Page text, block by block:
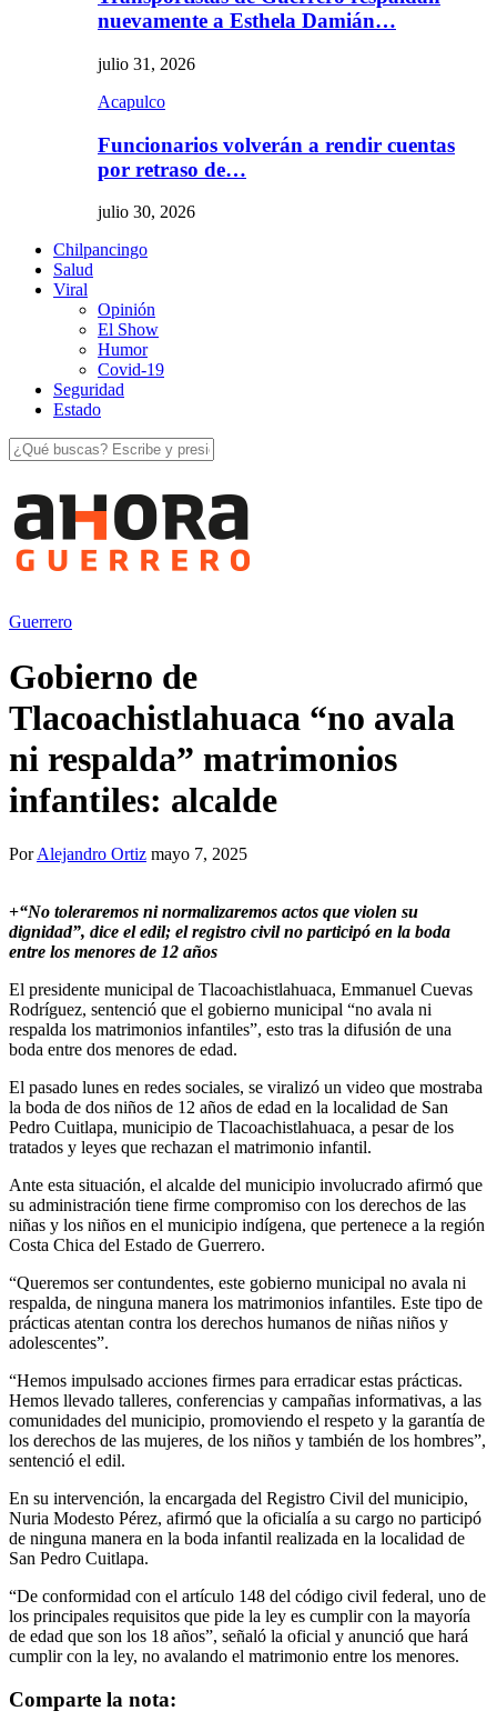
nuevamente a Esthela Damián…
julio 31, 2026
Acapulco
Funcionarios volverán a rendir cuentas
por retraso de…
julio 30, 2026
Chilpancingo
Salud
Viral
Opinión
El Show
Humor
Covid-19
Seguridad
Estado
Guerrero
Gobierno de
Tlacoachistlahuaca “no avala
ni respalda” matrimonios
infantiles: alcalde
PorAlejandro Ortiz mayo 7, 2025
+“No toleraremos ni normalizaremos actos que violen su
dignidad”, dice el edil; el registro civil no participó en la boda
entre los menores de 12 años
El presidente municipal de Tlacoachistlahuaca, Emmanuel Cuevas
Rodríguez, sentenció que el gobierno municipal “no avala ni
respalda los matrimonios infantiles”, esto tras la difusión de una
boda entre dos menores de edad.
El pasado lunes en redes sociales, se viralizó un video que mostraba
la boda de dos niños de 12 años de edad en la localidad de San
Pedro Cuitlapa, municipio de Tlacoachistlahuaca, a pesar de los
tratados y leyes que rechazan el matrimonio infantil.
Ante esta situación, el alcalde del municipio involucrado afirmó que
su administración tiene firme compromiso con los derechos de las
niñas y los niños en el municipio indígena, que pertenece a la región
Costa Chica del Estado de Guerrero.
“Queremos ser contundentes, este gobierno municipal no avala ni
respalda, de ninguna manera los matrimonios infantiles. Este tipo de
prácticas atentan contra los derechos humanos de niñas niños y
adolescentes”.
“Hemos impulsado acciones firmes para erradicar estas prácticas.
Hemos llevado talleres, conferencias y campañas informativas, a las
comunidades del municipio, promoviendo el respeto y la garantía de
los derechos de las mujeres, de los niños y también de los hombres”,
sentenció el edil.
En su intervención, la encargada del Registro Civil del municipio,
Nuria Modesto Pérez, afirmó que la oficialía a su cargo no participó
de ninguna manera en la boda infantil realizada en la localidad de
San Pedro Cuitlapa.
“De conformidad con el artículo 148 del código civil federal, uno de
los principales requisitos que pide la ley es cumplir con la mayoría
de edad que son los 18 años”, señaló la oficial y anunció que hará
cumplir con la ley, no avalando el matrimonio entre los menores.
Comparte la nota: